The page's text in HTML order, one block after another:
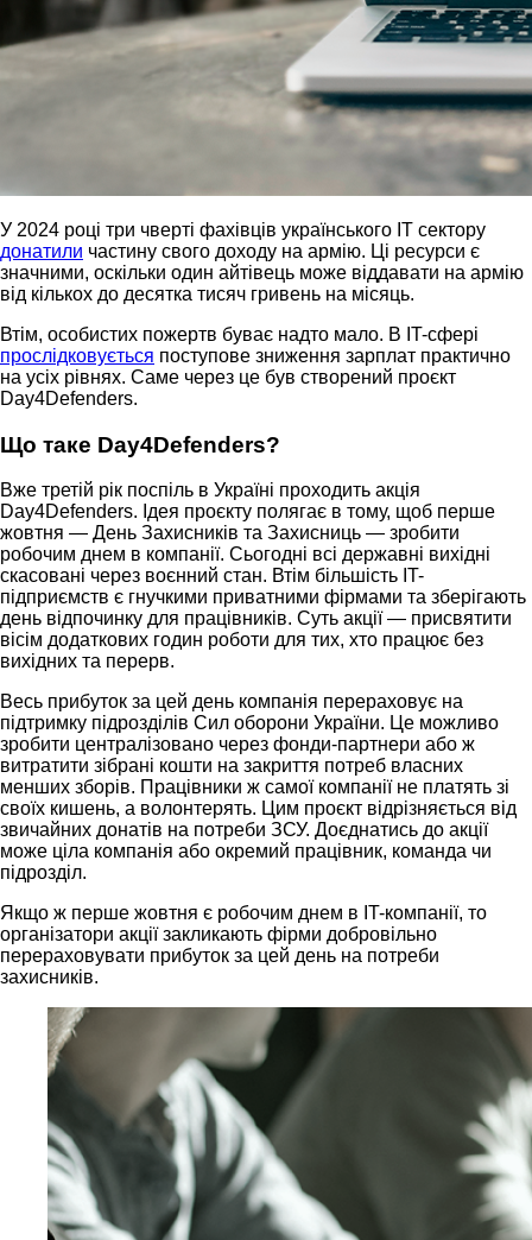
У 2024 році три чверті фахівців українського IT сектору
донатили частину свого доходу на армію. Ці ресурси є
значними, оскільки один айтівець може віддавати на армію
від кількох до десятка тисяч гривень на місяць.
Втім, особистих пожертв буває надто мало. В IT-сфері
прослідковується поступове зниження зарплат практично
на усіх рівнях. Саме через це був створений проєкт
Day4Defenders.
Що таке Day4Defenders?
Вже третій рік поспіль в Україні проходить акція
Day4Defenders. Ідея проєкту полягає в тому, щоб перше
жовтня — День Захисників та Захисниць — зробити
робочим днем в компанії. Сьогодні всі державні вихідні
скасовані через воєнний стан. Втім більшість IT-
підприємств є гнучкими приватними фірмами та зберігають
день відпочинку для працівників. Суть акції — присвятити
вісім додаткових годин роботи для тих, хто працює без
вихідних та перерв.
Весь прибуток за цей день компанія перераховує на
підтримку підрозділів Сил оборони України. Це можливо
зробити централізовано через фонди-партнери або ж
витратити зібрані кошти на закриття потреб власних
менших зборів. Працівники ж самої компанії не платять зі
своїх кишень, а волонтерять. Цим проєкт відрізняється від
звичайних донатів на потреби ЗСУ. Доєднатись до акції
може ціла компанія або окремий працівник, команда чи
підрозділ.
Якщо ж перше жовтня є робочим днем в IT-компанії, то
організатори акції закликають фірми добровільно
перераховувати прибуток за цей день на потреби
захисників.